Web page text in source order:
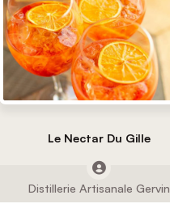
Le Nectar Du Gille
Distillerie Artisanale Gervin